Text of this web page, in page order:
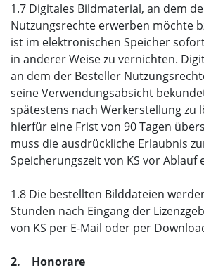
1.7 Digitales Bildmaterial, an dem
Nutzungsrechte erwerben möchte
ist im elektronischen Speicher
in anderer Weise zu vernichten.
an dem der Besteller
seine Verwendungsabsicht
spätestens nach Werkerstellung zu
hierfür eine Frist von 90 Tagen
muss die ausdrückliche Erlaubnis
Speicherungszeit von KS vor Ablauf
1.8 Die bestellten Bilddateien
Stunden nach Eingang der
von KS per E-Mail oder per
2. Honorare